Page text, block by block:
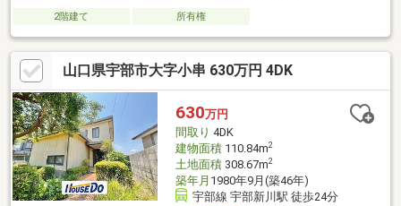
2階建て 所有権
山口県宇部市大字小串 630万円 4DK
630万円
間取り 4DK
建物面積110.84m2
土地面積308.67m2
築年月 1980年9月(築46年)
宇部線 宇部新川駅 徒歩24分